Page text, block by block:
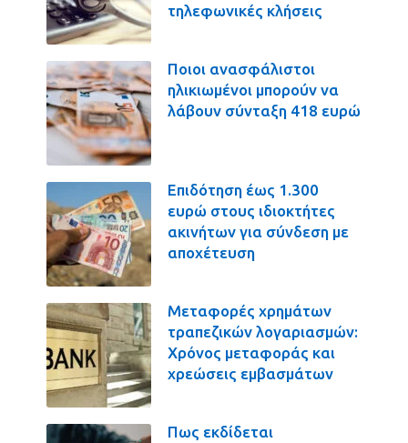
τηλεφωνικές κλήσεις
Ποιοι ανασφάλιστοι
ηλικιωμένοι μπορούν να
λάβουν σύνταξη 418 ευρώ
Επιδότηση έως 1.300
ευρώ στους ιδιοκτήτες
ακινήτων για σύνδεση με
αποχέτευση
Μεταφορές χρημάτων
τραπεζικών λογαριασμών:
Χρόνος μεταφοράς και
χρεώσεις εμβασμάτων
Πως εκδίδεται